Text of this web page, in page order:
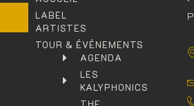
LABEL
ARTISTES
TOUR & ÉVÉNEMENTS
AGENDA
LES
KALYPHONICS
THE